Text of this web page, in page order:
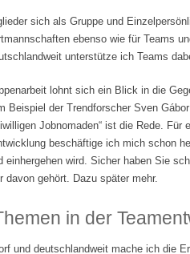
sich als Gruppe und
ebenso wie für Teams
unterstütze ich Teams
lohnt sich ein Blick in die
der Trendforscher Sven
Jobnomaden“ ist die Rede.
beschäftige ich mich schon
wird. Sicher haben Sie
davon gehört. Dazu später mehr.
in der
und deutschlandweit mache ich die